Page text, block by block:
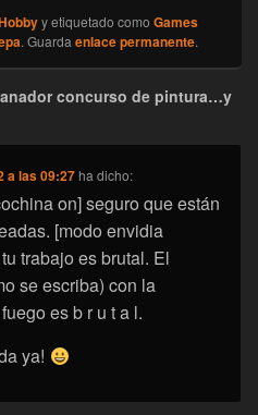
y etiquetado como Games
. Guarda enlace permanente.
concurso de pintura…y
a las 09:27 ha dicho:
on] seguro que están
[modo envidia
trabajo es brutal. El
se escriba) con la
es b r u t a l.
ya!